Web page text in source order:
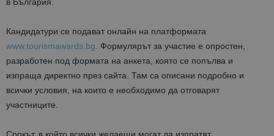
в България.
Кандидатури се подават онлайн на платформата
www.tourismawards.bg. Формулярът за участие е опростен,
разработен под формата на анкета, която се попълва и
изпраща директно през сайта. Там са описани подробно и
всички условия, на които е необходимо да отговарят
участниците.